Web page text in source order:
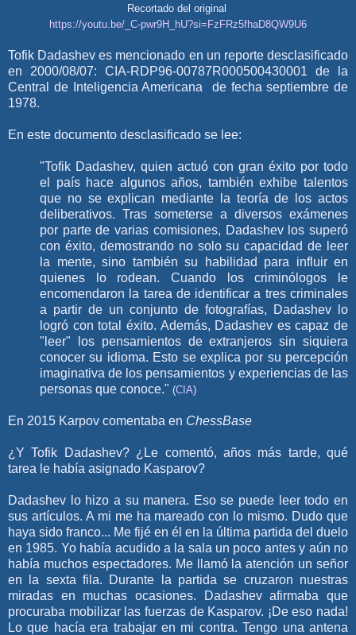
Recortado del original
https://youtu.be/_C-pwr9H_hU?si=FzFRz5fhaD8QW9U6
Tofik Dadashev es mencionado en un reporte desclasificado
en 2000/08/07: CIA-RDP96-00787R000500430001 de la
Central de Inteligencia Americana de fecha septiembre de
1978.
En este documento desclasificado se lee:
"Tofik Dadashev, quien actuó con gran éxito por todo
el país hace algunos años, también exhibe talentos
que no se explican mediante la teoría de los actos
deliberativos. Tras someterse a diversos exámenes
por parte de varias comisiones, Dadashev los superó
con éxito, demostrando no solo su capacidad de leer
la mente, sino también su habilidad para influir en
quienes lo rodean. Cuando los criminólogos le
encomendaron la tarea de identificar a tres criminales
a partir de un conjunto de fotografías, Dadashev lo
logró con total éxito. Además, Dadashev es capaz de
"leer" los pensamientos de extranjeros sin siquiera
conocer su idioma. Esto se explica por su percepción
imaginativa de los pensamientos y experiencias de las
personas que conoce." (CIA)
En 2015 Karpov comentaba en ChessBase
¿Y Tofik Dadashev? ¿Le comentó, años más tarde, qué
tarea le había asignado Kasparov?
Dadashev lo hizo a su manera. Eso se puede leer todo en
sus artículos. A mi me ha mareado con lo mismo. Dudo que
haya sido franco... Me fijé en él en la última partida del duelo
en 1985. Yo había acudido a la sala un poco antes y aún no
había muchos espectadores. Me llamó la atención un señor
en la sexta fila. Durante la partida se cruzaron nuestras
miradas en muchas ocasiones. Dadashev afirmaba que
procuraba mobilizar las fuerzas de Kasparov. ¡De eso nada!
Lo que hacía era trabajar en mi contra. Tengo una antena